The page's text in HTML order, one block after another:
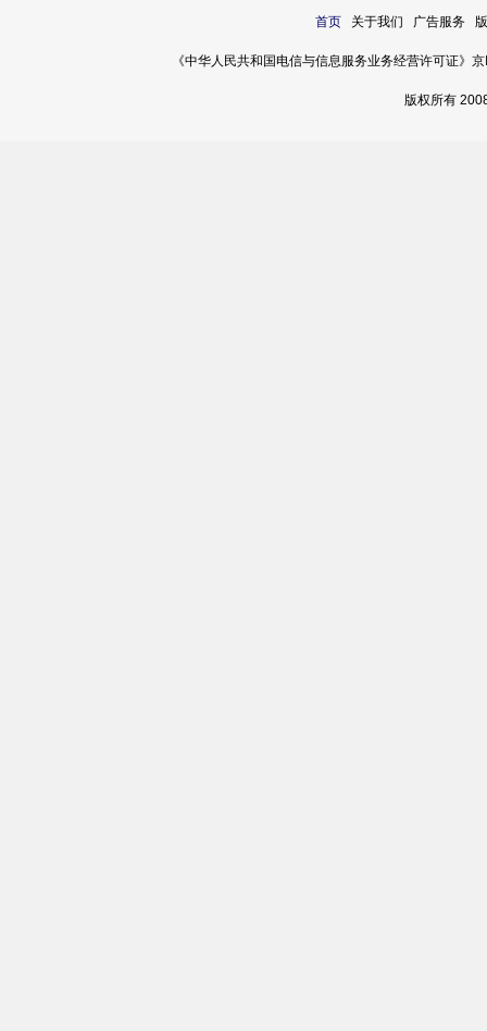
首页关于我们 广告服务
《中华人民共和国电信与信息服务业务经营许可证
版权所有